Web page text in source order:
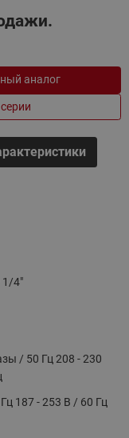
аналог
1/4"
/ 50 Гц 208 - 230
187 - 253 В / 60 Гц